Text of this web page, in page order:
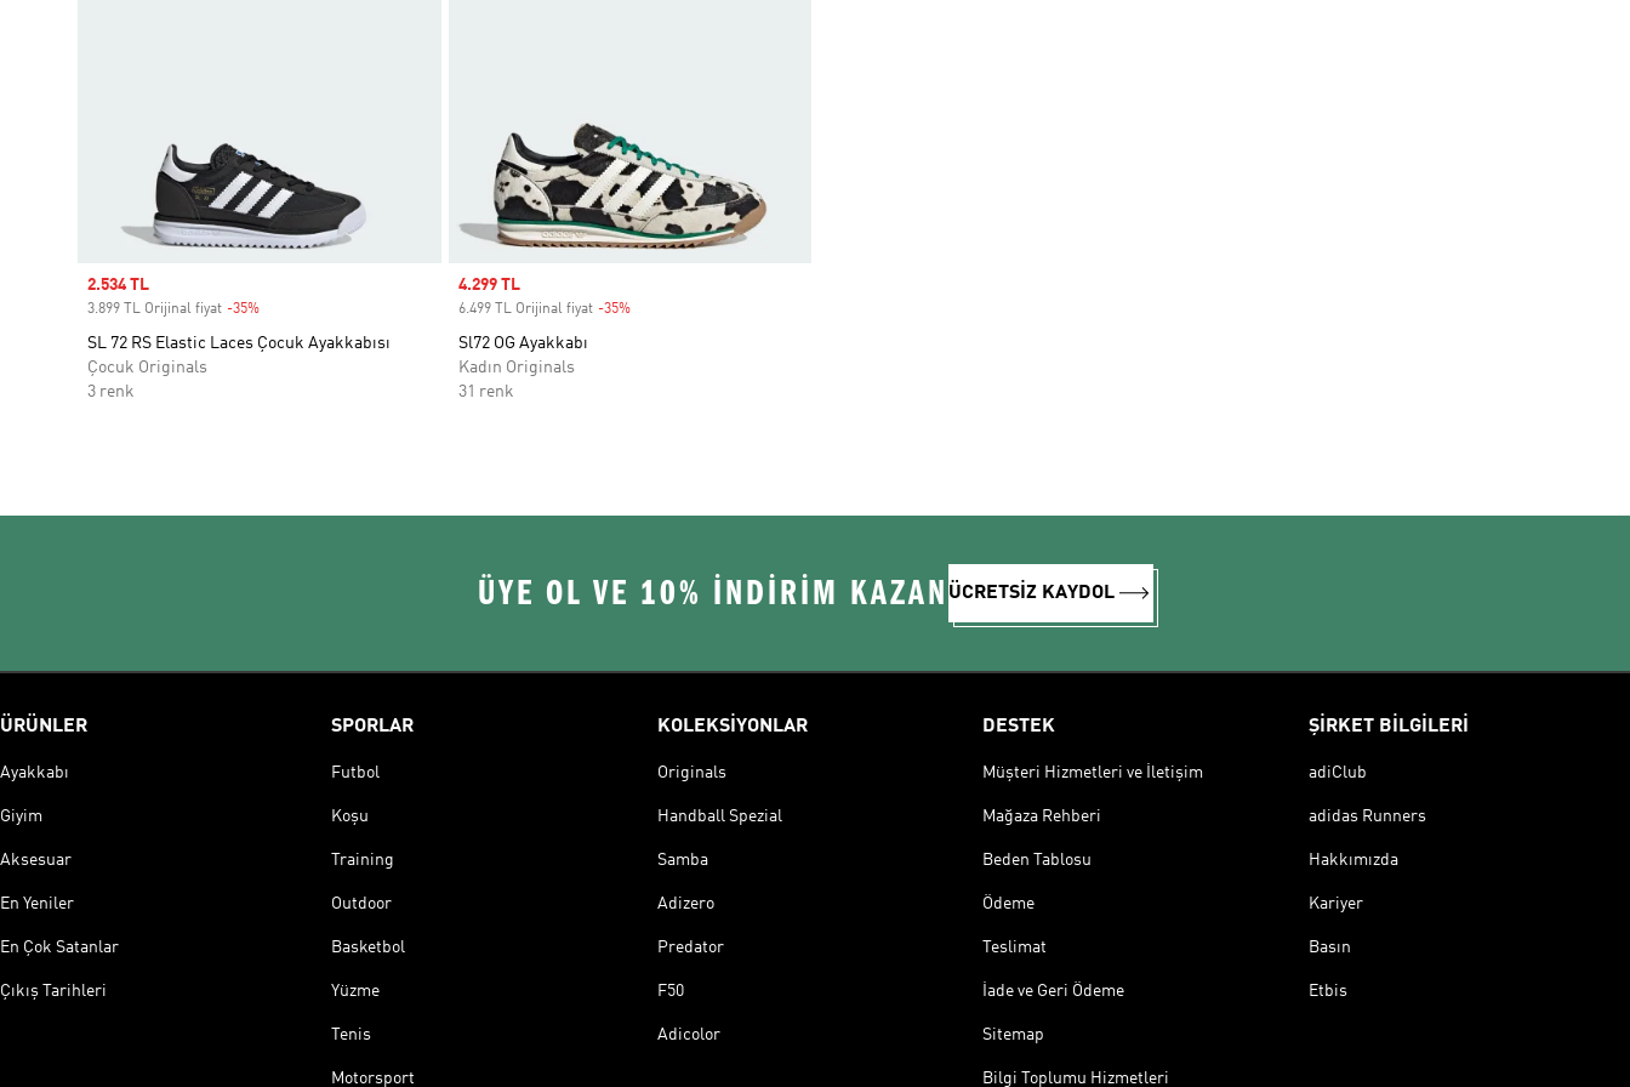
Sale price
2.534 TL
3.899 TL Orijinal fiyat -35%
SL 72 RS Elastic Laces Çocuk Ayakkabısı
Çocuk Originals
3 renk
Sale price
4.299 TL
6.499 TL Orijinal fiyat -35%Discount
Sl72 OG Ayakkabı
Kadın Originals
31 renk
ÜYE OL VE 10% İNDİRİM KAZAN ÜCRETSİZ KAYDOL
ÜRÜNLER
Ayakkabı
Giyim
Aksesuar
En Yeniler
En Çok Satanlar
Çıkış Tarihleri
SPORLAR
Futbol
Koşu
Training
Outdoor
Basketbol
Yüzme
Tenis
Motorsport
KOLEKSİYONLAR
Originals
Handball Spezial
Samba
Adizero
Predator
F50
Adicolor
DESTEK
Müşteri Hizmetleri ve İletişim
Mağaza Rehberi
Beden Tablosu
Ödeme
Teslimat
İade ve Geri Ödeme
Sitemap
Bilgi Toplumu Hizmetleri
ŞİRKET BİLGİLERİ
adiClub
adidas Runners
Hakkımızda
Kariyer
Basın
Etbis